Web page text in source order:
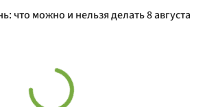
что можно и нельзя делать 8 августа